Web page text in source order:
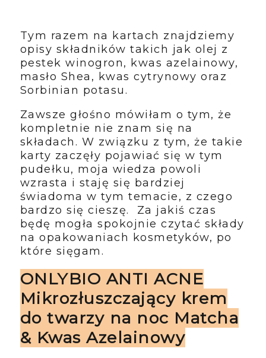
Tym razem na kartach znajdziemy
opisy składników takich jak olej z
pestek winogron, kwas azelainowy,
masło Shea, kwas cytrynowy oraz
Sorbinian potasu.
Zawsze głośno mówiłam o tym, że
kompletnie nie znam się na
składach. W związku z tym, że takie
karty zaczęły pojawiać się w tym
pudełku, moja wiedza powoli
wzrasta i staję się bardziej
świadoma w tym temacie, z czego
bardzo się cieszę. Za jakiś czas
będę mogła spokojnie czytać składy
na opakowaniach kosmetyków, po
które sięgam.
ONLYBIO ANTI ACNE
Mikrozłuszczający krem
do twarzy na noc Matcha
& Kwas Azelainowy